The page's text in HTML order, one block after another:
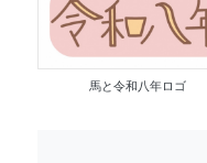
馬と令和八年ロゴ